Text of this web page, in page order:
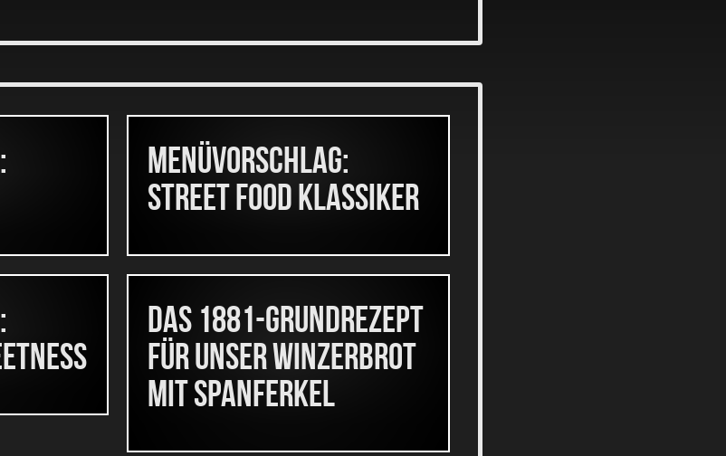
Menüvorschlag:
Street Food Klassiker
DAS 1881-GRUNDREZEPT
FÜR UNSER WINZERBROT
MIT SPANFERKEL